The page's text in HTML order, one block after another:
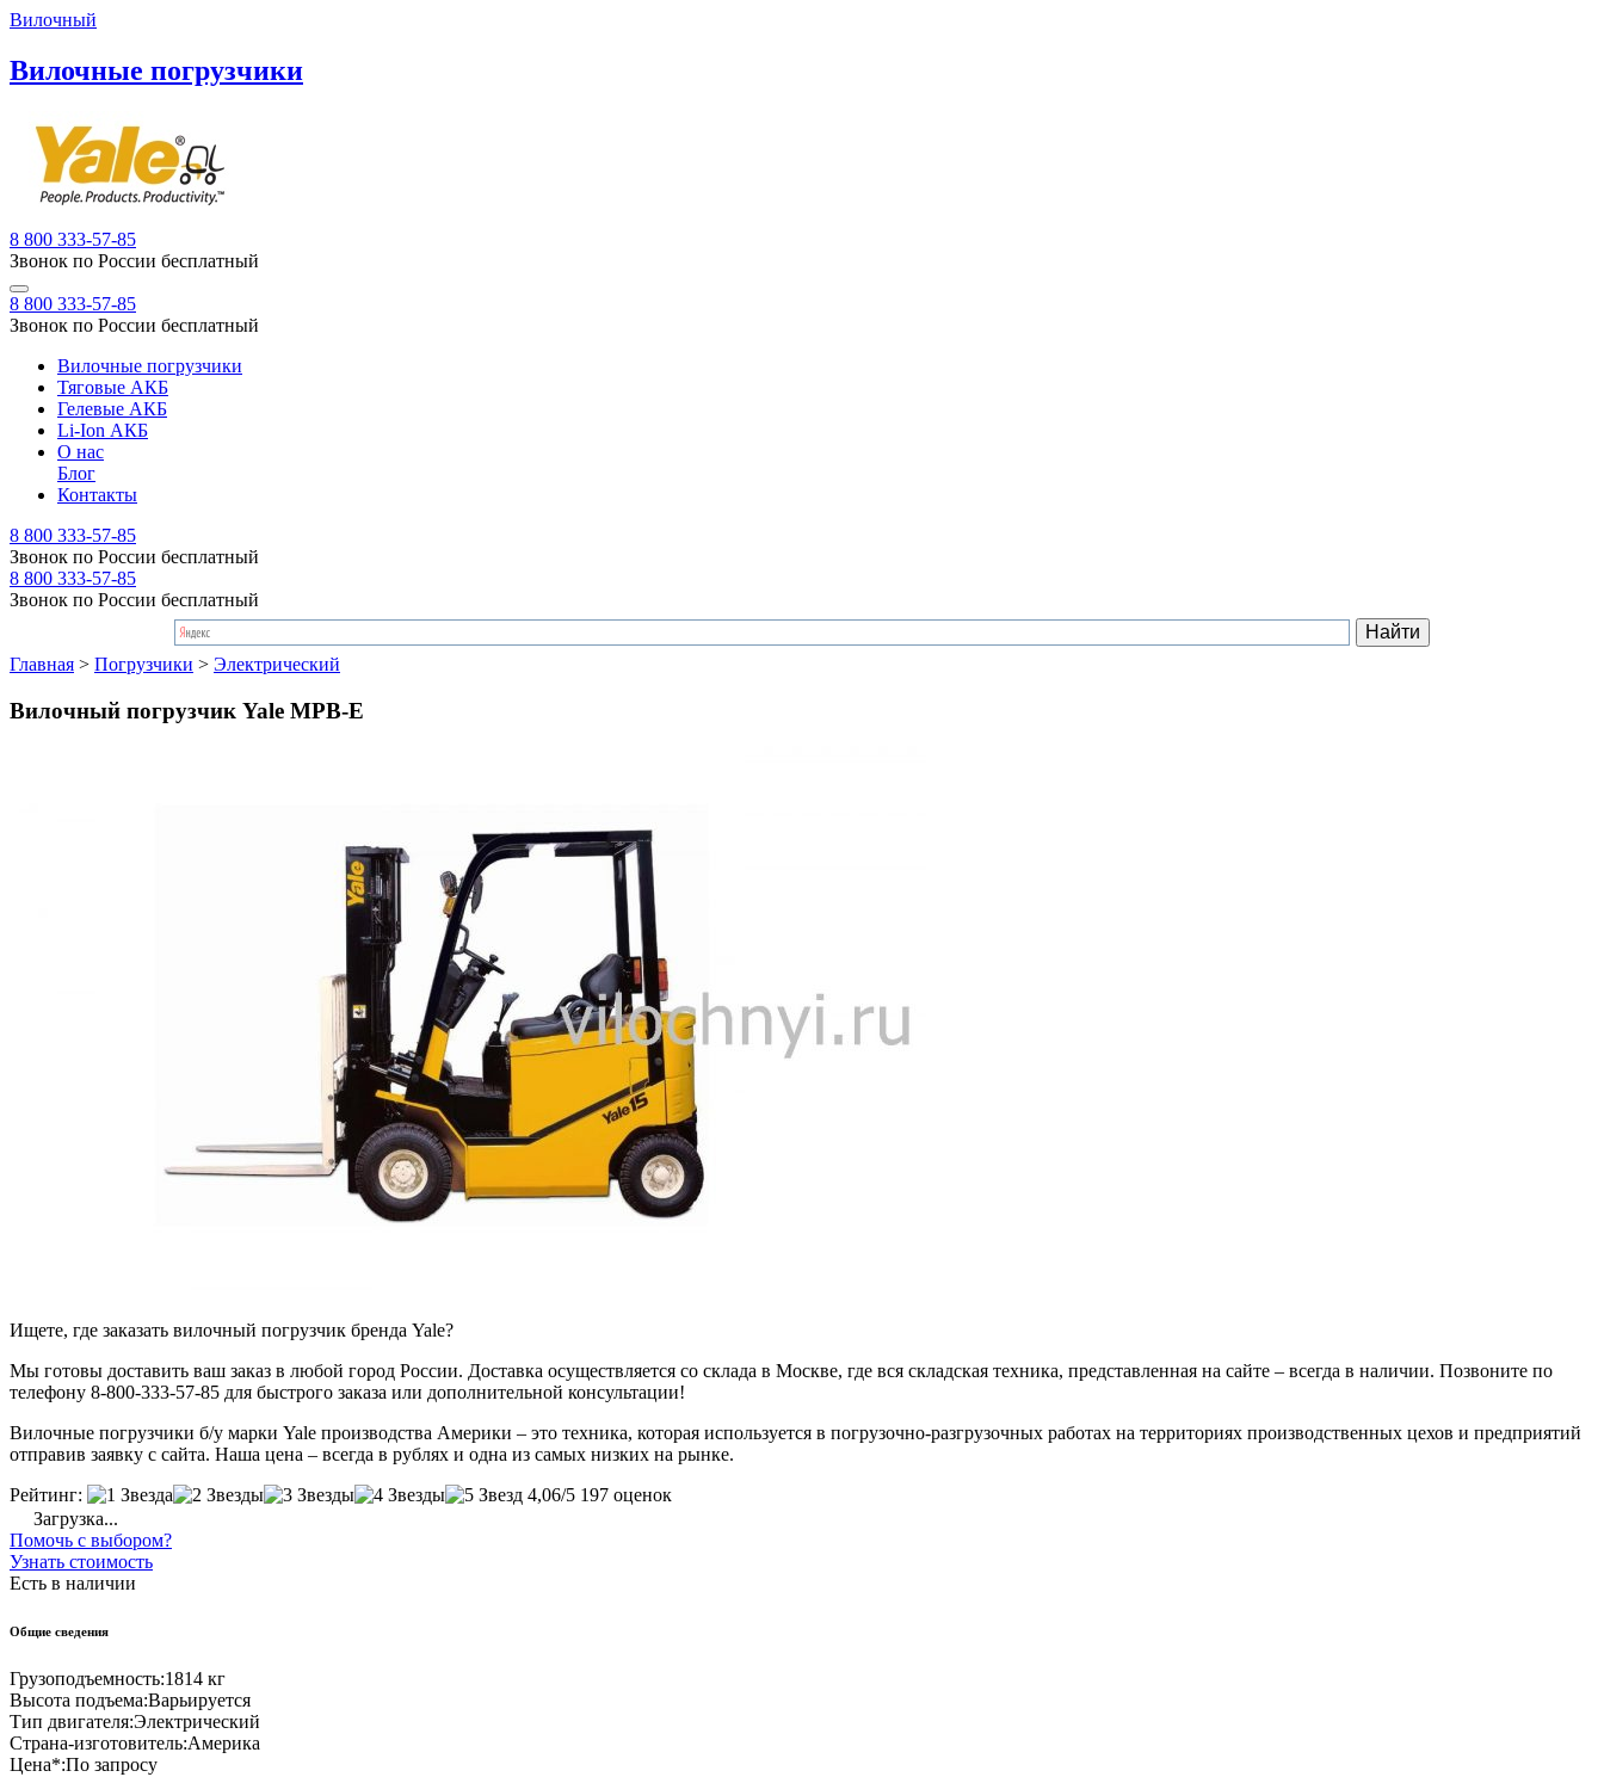
Вилочный
Вилочные погрузчики
8 800 333-57-85
Звонок по России бесплатный
8 800 333-57-85
Звонок по России бесплатный
Вилочные погрузчики
Тяговые АКБ
Гелевые АКБ
Li-Ion АКБ
О нас
Блог
Контакты
8 800 333-57-85
Звонок по России бесплатный
8 800 333-57-85
Звонок по России бесплатный
Главная > Погрузчики > Электрический
Вилочный погрузчик Yale MPB-E
Ищете, где заказать вилочный погрузчик бренда Yale?
Мы готовы доставить ваш заказ в любой город России. Доставка осуществляется со склада в Москве, где вся складская техника, представленная на сайте – всегда в наличии. Позвоните по
телефону 8-800-333-57-85 для быстрого заказа или дополнительной консультации!
Вилочные погрузчики б/у марки Yale производства Америки – это техника, которая используется в погрузочно-разгрузочных работах на территориях производственных цехов и предприятий
отправив заявку с сайта. Наша цена – всегда в рублях и одна из самых низких на рынке.
Рейтинг:
4,06/5 197 оценок
Загрузка...
Помочь с выбором?
Узнать стоимость
Есть в наличии
Общие сведения
Грузоподъемность:1814 кг
Высота подъема:Варьируется
Тип двигателя:Электрический
Страна-изготовитель:Америка
Цена*:По запросу